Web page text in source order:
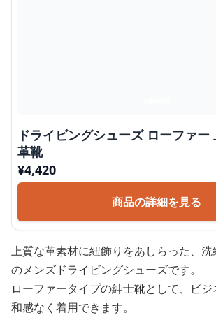
ドライビングシューズ ローファー
革靴
¥4,420
商品の詳細を見る
上質な革素材に紐飾りをあしらった、
のメンズドライビングシューズです。
ローファータイプの紳士靴として、ビ
和感なく着用できます。